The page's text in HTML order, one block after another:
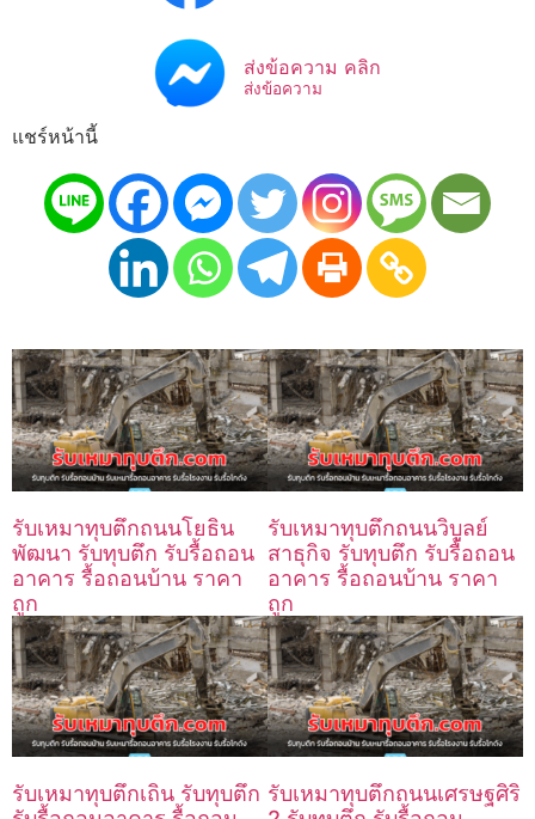
ส่งข้อความ คลิก
ส่งข้อความ
แชร์หน้านี้
รับเหมาทุบตึกถนนโยธิน
พัฒนา รับทุบตึก รับรื้อถอน
อาคาร รื้อถอนบ้าน ราคา
ถูก
รับเหมาทุบตึกถนนวิบูลย์
สาธุกิจ รับทุบตึก รับรื้อถอน
อาคาร รื้อถอนบ้าน ราคา
ถูก
รับเหมาทุบตึกเถิน รับทุบตึก รับเหมาทุบตึกถนนเศรษฐศิริ